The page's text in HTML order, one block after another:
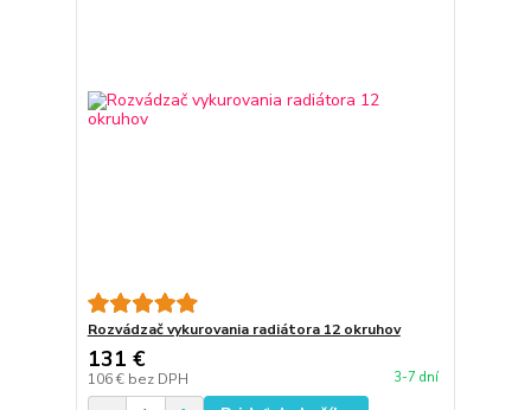
Rozvádzač vykurovania radiátora 12 okruhov
131 €
106 € bez DPH 3-7 dní